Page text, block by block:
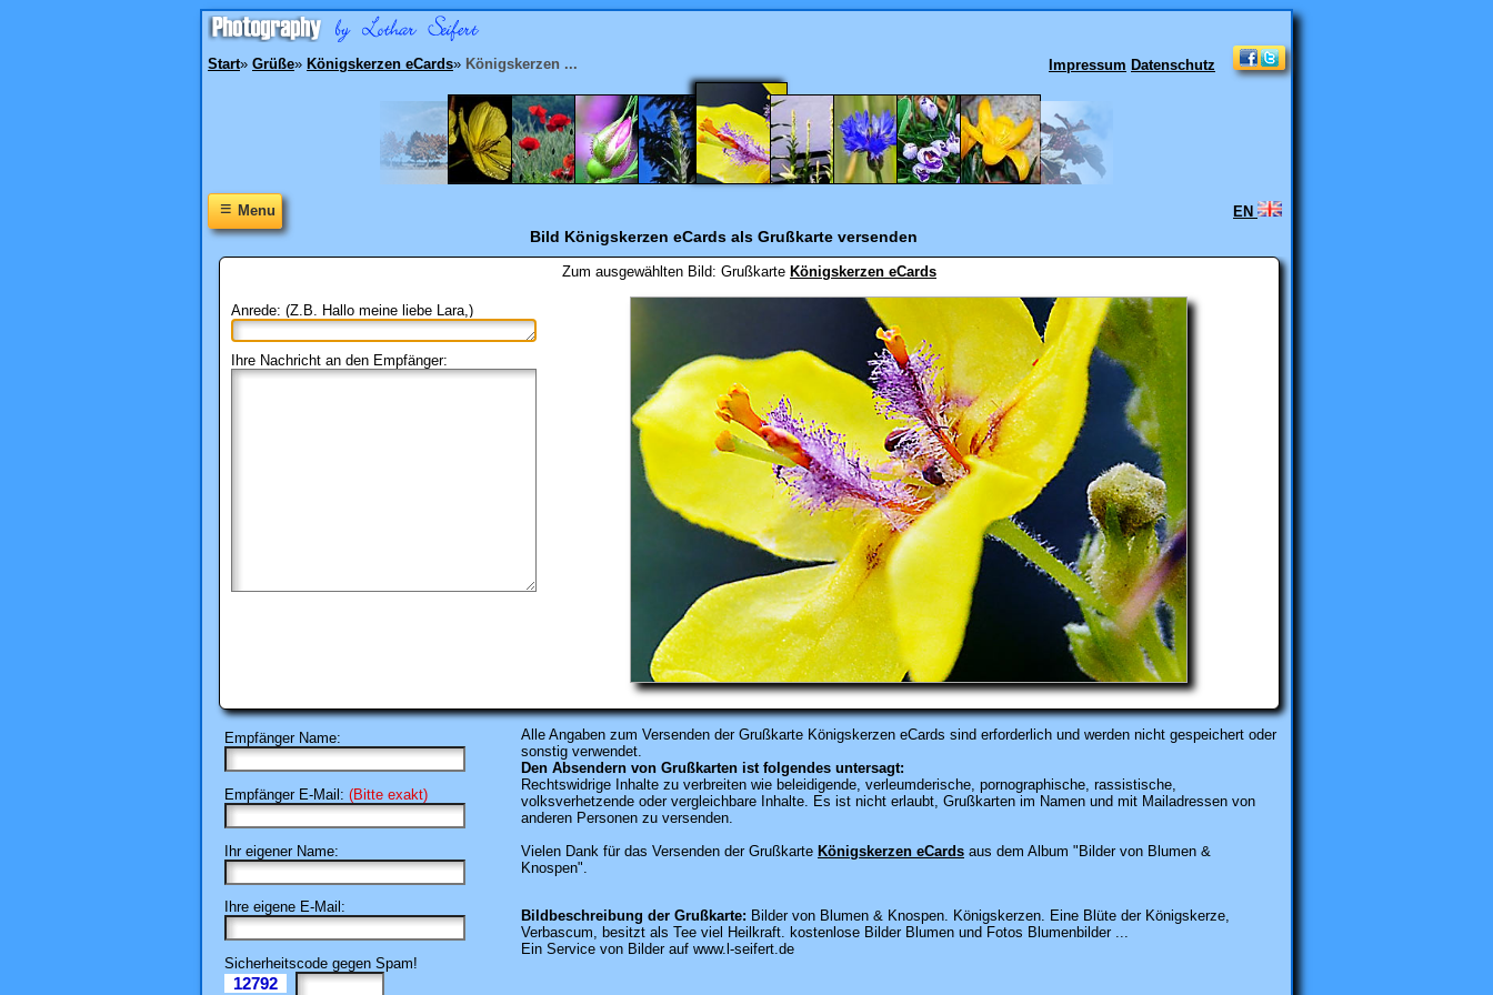
Impressum Datenschutz
Start» Grüße» Königskerzen eCards» Königskerzen ...
≡Menu EN
Bild Königskerzen eCardsals Grußkarte versenden
Zum ausgewählten Bild: Grußkarte Königskerzen eCards
Anrede: (Z.B. Hallo meine liebe Lara,)
Ihre Nachricht an den Empfänger:
Empfänger Name:
Empfänger E-Mail: (Bitte exakt)
Ihr eigener Name:
Ihre eigene E-Mail:
Sicherheitscode gegen Spam!
12792
Alle Angaben zum Versenden der Grußkarte Königskerzen eCards sind erforderlich und werden nicht gespeichert oder
sonstig verwendet.
Den Absendern von Grußkarten ist folgendes untersagt:
Rechtswidrige Inhalte zu verbreiten wie beleidigende, verleumderische, pornographische, rassistische,
volksverhetzende oder vergleichbare Inhalte. Es ist nicht erlaubt, Grußkarten im Namen und mit Mailadressen von
anderen Personen zu versenden.
Vielen Dank für das Versenden der Grußkarte Königskerzen eCards aus dem Album "Bilder von Blumen &
Knospen".
Bildbeschreibung der Grußkarte: Bilder von Blumen & Knospen. Königskerzen. Eine Blüte der Königskerze,
Verbascum, besitzt als Tee viel Heilkraft. kostenlose Bilder Blumen und Fotos Blumenbilder ...
Ein Service von Bilder auf www.l-seifert.de